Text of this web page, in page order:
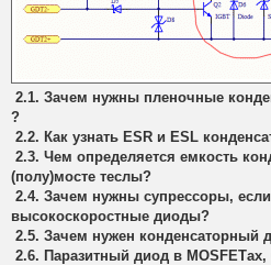
2.1. Зачем нужны пленочные
?
2.2. Как узнать ESR и ESL
2.3. Чем определяется емкость
(полу)мосте теслы?
2.4. Зачем нужны супрессоры,
высокоскоростные диоды?
2.5. Зачем нужен конденсаторный
2.6. Паразитный диод в